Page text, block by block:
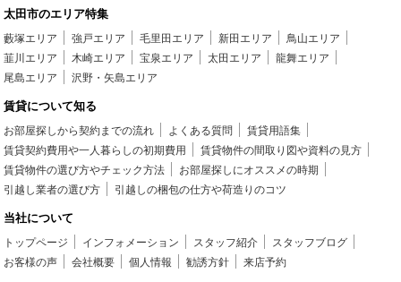
太田市のエリア特集
藪塚エリア 強戸エリア 毛里田エリア 新田エリア
鳥山エリア
韮川エリア
木崎エリア 宝泉エリア 太田エリア
龍舞エリア
尾島エリア
沢野・矢島エリア
賃貸について知る
お部屋探しから契約までの流れ よくある質問
賃貸用語集
賃貸契約費用や一人暮らしの初期費用
賃貸物件の間取り図や資料の見方
賃貸物件の選び方やチェック方法
お部屋探しにオススメの時期
引越し業者の選び方
引越しの梱包の仕方や荷造りのコツ
当社について
トップページ インフォメーション スタッフ紹介
スタッフブログ
お客様の声
会社概要 個人情報 勧誘方針 来店予約